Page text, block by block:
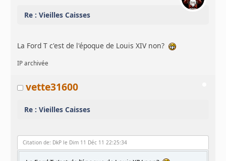
Re : Vieilles Caisses
La Ford T c'est de l'époque de Louis XIV non?
IP archivée
vette31600
Re : Vieilles Caisses
Citation de: DkP le Dim 11 Déc 11 22:25:34